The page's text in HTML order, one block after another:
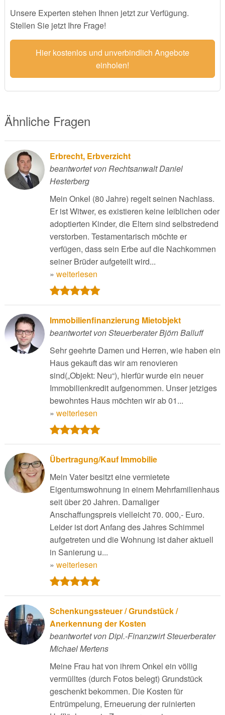
Unsere Experten stehen Ihnen jetzt zur Verfügung.
Stellen Sie jetzt Ihre Frage!
Hier kostenlos und unverbindlich Angebote
einholen!
Ähnliche Fragen
Erbrecht, Erbverzicht
beantwortet von Rechtsanwalt Daniel
Hesterberg
Mein Onkel (80 Jahre) regelt seinen Nachlass.
Er ist Witwer, es existieren keine leiblichen oder
adoptierten Kinder, die Eltern sind selbstredend
verstorben. Testamentarisch möchte er
verfügen, dass sein Erbe auf die Nachkommen
seiner Brüder aufgeteilt wird...
» weiterlesen
Immobilienfinanzierung Mietobjekt
beantwortet von Steuerberater Björn Balluff
Sehr geehrte Damen und Herren, wie haben ein
Haus gekauft das wir am renovieren
sind(„Objekt: Neu“), hierfür wurde ein neuer
Immobilienkredit aufgenommen. Unser jetziges
bewohntes Haus möchten wir ab 01...
» weiterlesen
Übertragung/Kauf Immobilie
Mein Vater besitzt eine vermietete
Eigentumswohnung in einem Mehrfamilienhaus
seit über 20 Jahren. Damaliger
Anschaffungspreis vielleicht 70. 000,- Euro.
Leider ist dort Anfang des Jahres Schimmel
aufgetreten und die Wohnung ist daher aktuell
in Sanierung u...
» weiterlesen
Schenkungssteuer / Grundstück /
Anerkennung der Kosten
beantwortet von Dipl.-Finanzwirt Steuerberater
Michael Mertens
Meine Frau hat von ihrem Onkel ein völlig
vermülltes (durch Fotos belegt) Grundstück
geschenkt bekommen. Die Kosten für
Entrümpelung, Erneuerung der ruinierten